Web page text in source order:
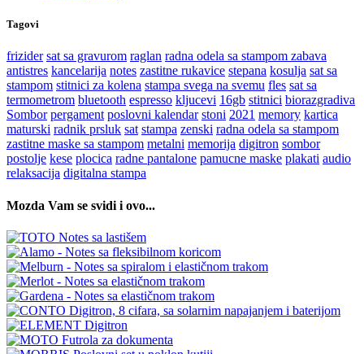
Tagovi
frizider sat sa gravurom raglan radna odela sa stampom zabava
antistres kancelarija notes zastitne rukavice stepana kosulja sat sa
stampom stitnici za kolena stampa svega na svemu fles sat sa
termometrom bluetooth espresso kljucevi 16gb stitnici biorazgradiva
Sombor pergament poslovni kalendar stoni 2021 memory kartica
maturski radnik prsluk sat stampa zenski radna odela sa stampom
zastitne maske sa stampom metalni memorija digitron sombor
postolje kese plocica radne pantalone pamucne maske plakati audio
relaksacija digitalna stampa
Mozda Vam se svidi i ovo...